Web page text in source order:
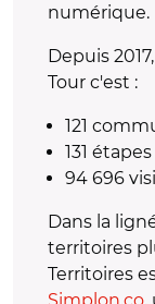
numérique.
Depuis
Tour c'est :
121
131 étapes
94 696
Dans la
territoires
Territoires